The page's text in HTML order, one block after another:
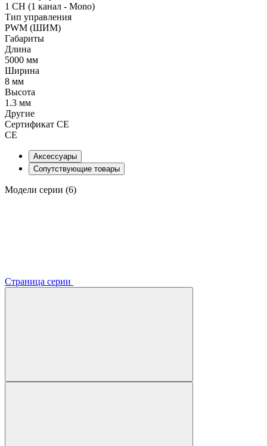
1 CH (1 канал - Mono)
Тип управления
PWM (ШИМ)
Габариты
Длина
5000 мм
Ширина
8 мм
Высота
1.3 мм
Другие
Сертификат CE
CE
Аксессуары
Сопутствующие товары
Модели серии (6)
Страница серии